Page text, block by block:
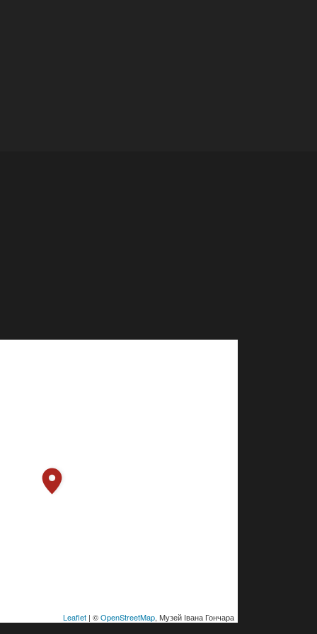
Leaflet | ©OpenStreetMap, Музей Івана Гончара